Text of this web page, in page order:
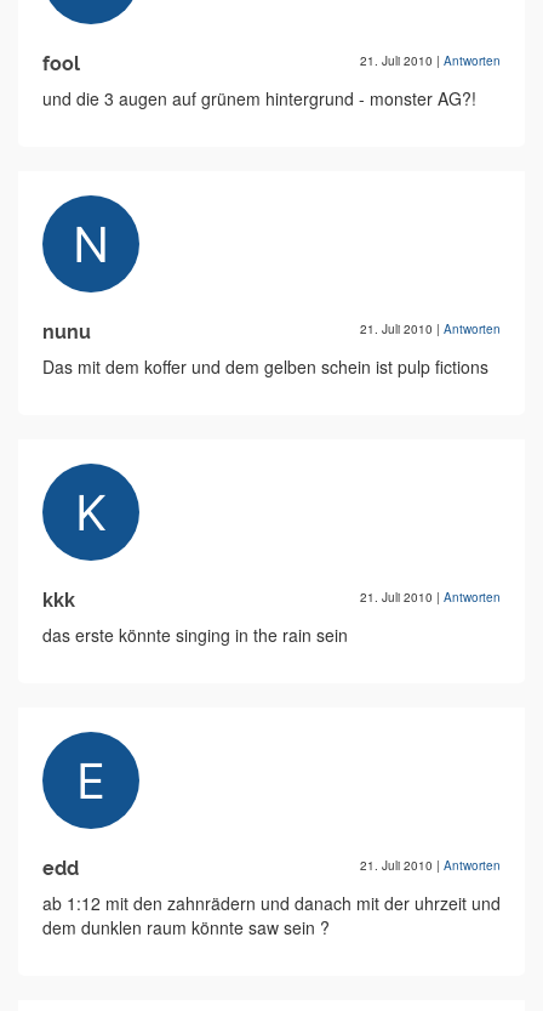
fool 21. Juli 2010 | Antworten
und die 3 augen auf grünem hintergrund - monster AG?!
nunu 21. Juli 2010 | Antworten
Das mit dem koffer und dem gelben schein ist pulp fictions
kkk 21. Juli 2010 | Antworten
das erste könnte singing in the rain sein
edd 21. Juli 2010 | Antworten
ab 1:12 mit den zahnrädern und danach mit der uhrzeit und
dem dunklen raum könnte saw sein ?